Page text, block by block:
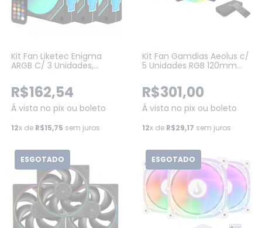
Kit Fan Liketec Enigma
ARGB C/ 3 Unidades,
Controladora, Preto (LF-
KITARGB-ENIGMA-2079)
R$162,54
Á vista no pix ou boleto
12x de R$15,75 sem juros
Kit Fan Gamdias Aeolus c/
5 Unidades RGB 120mm
1205R)
R$301,00
Á vista no pix ou boleto
12x de R$29,17 sem juros
ESGOTADO ESGOTADO